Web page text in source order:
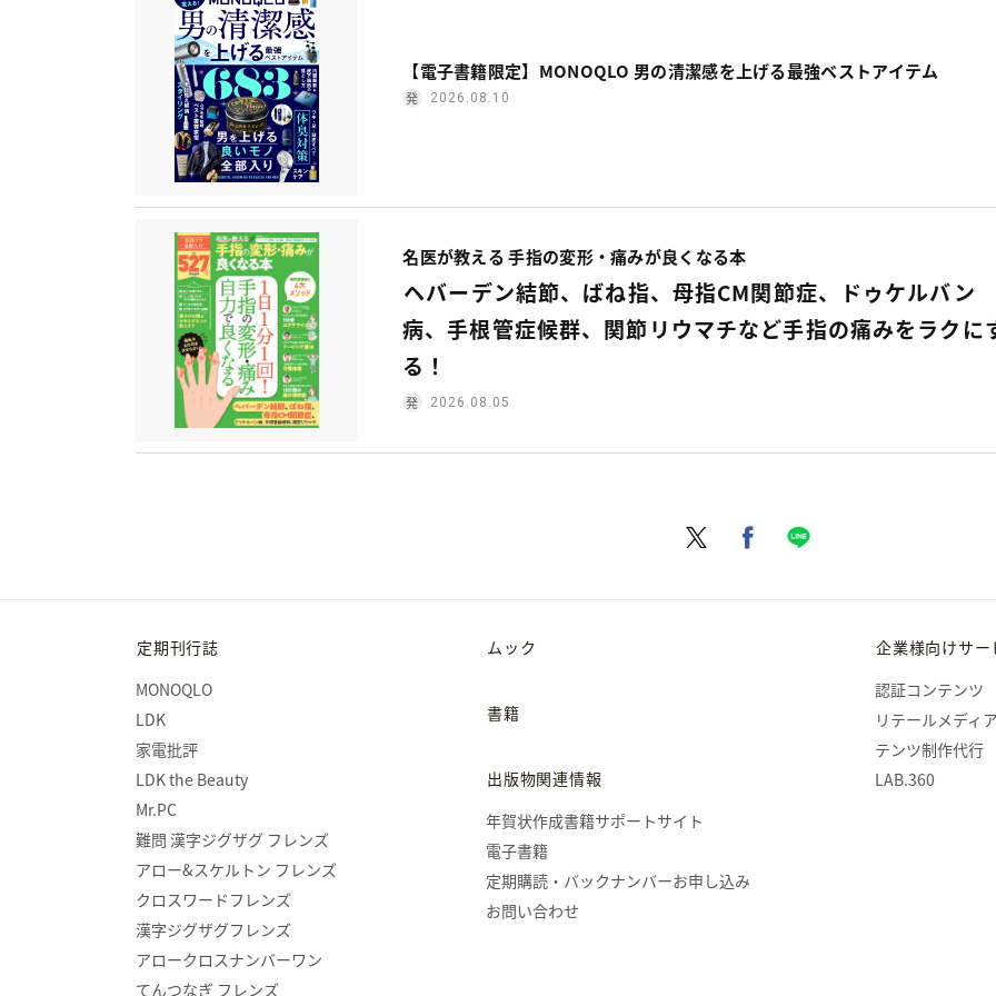
【電子書籍限定】MONOQLO 男の清潔感を上げる最強ベストアイテム
2026.08.10
名医が教える 手指の変形・痛みが良くなる本
ヘバーデン結節、ばね指、母指CM関節症、ドゥケルバン
病、手根管症候群、関節リウマチなど手指の痛みをラクに
る！
2026.08.05
定期刊行誌
MONOQLO
LDK
家電批評
LDK the Beauty
Mr.PC
難問 漢字ジグザグ フレンズ
アロー&スケルトン フレンズ
クロスワードフレンズ
漢字ジグザグフレンズ
アロークロスナンバーワン
てんつなぎ フレンズ
ムック
書籍
出版物関連情報
年賀状作成書籍サポートサイト
電子書籍
定期購読・バックナンバーお申し込み
お問い合わせ
企業様向けサー
認証コンテンツ
リテールメディ
テンツ制作代行
LAB.360